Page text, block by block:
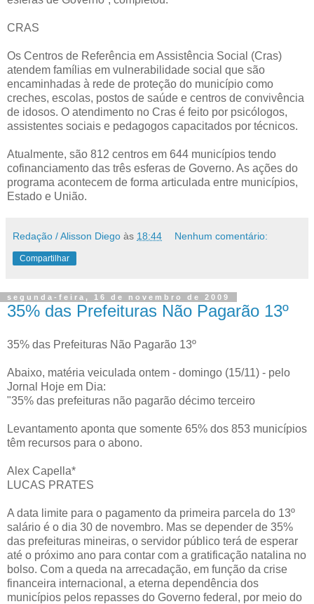
CRAS
Os Centros de Referência em Assistência Social (Cras)
atendem famílias em vulnerabilidade social que são
encaminhadas à rede de proteção do município como
creches, escolas, postos de saúde e centros de convivência
de idosos. O atendimento no Cras é feito por psicólogos,
assistentes sociais e pedagogos capacitados por técnicos.
Atualmente, são 812 centros em 644 municípios tendo
cofinanciamento das três esferas de Governo. As ações do
programa acontecem de forma articulada entre municípios,
Estado e União.
Redação / Alisson Diego às 18:44 Nenhum comentário:
Compartilhar
segunda-feira, 16 de novembro de 2009
35% das Prefeituras Não Pagarão 13º
35% das Prefeituras Não Pagarão 13º
Abaixo, matéria veiculada ontem - domingo (15/11) - pelo
Jornal Hoje em Dia:
"35% das prefeituras não pagarão décimo terceiro
Levantamento aponta que somente 65% dos 853 municípios
têm recursos para o abono.
Alex Capella*
LUCAS PRATES
A data limite para o pagamento da primeira parcela do 13º
salário é o dia 30 de novembro. Mas se depender de 35%
das prefeituras mineiras, o servidor público terá de esperar
até o próximo ano para contar com a gratificação natalina no
bolso. Com a queda na arrecadação, em função da crise
financeira internacional, a eterna dependência dos
municípios pelos repasses do Governo federal, por meio do